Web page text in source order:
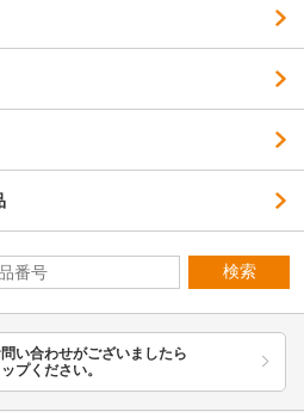
検索
い合わせがございましたら
プください。